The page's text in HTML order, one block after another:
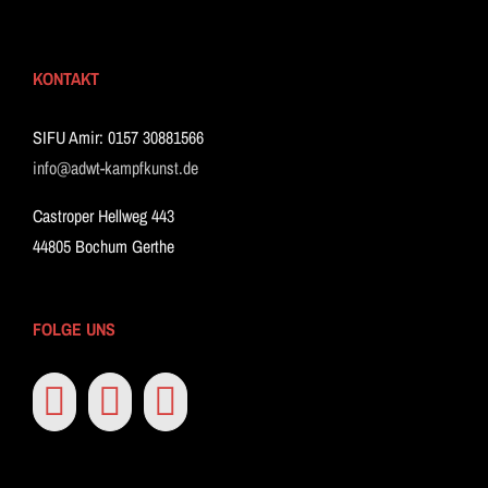
KONTAKT
SIFU Amir: 0157 30881566
info@adwt-kampfkunst.de
Castroper Hellweg 443
44805 Bochum Gerthe
FOLGE UNS